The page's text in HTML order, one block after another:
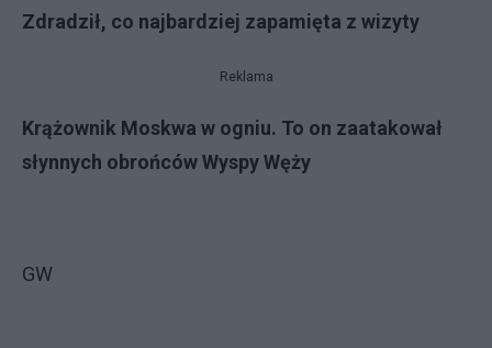
Zdradził, co najbardziej zapamięta z wizyty
Reklama
Krążownik Moskwa w ogniu. To on zaatakował
słynnych obrońców Wyspy Węży
GW